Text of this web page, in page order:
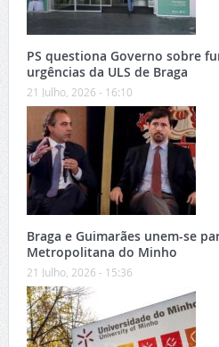
PS questiona Governo sobre
urgências da ULS de Braga
21 Julho, 2026 - 16:10
Braga e Guimarães unem-se
Metropolitana do Minho
21 Julho, 2026 - 15:36